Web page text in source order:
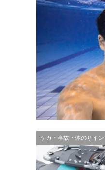
ケガ・事故・体のサイン